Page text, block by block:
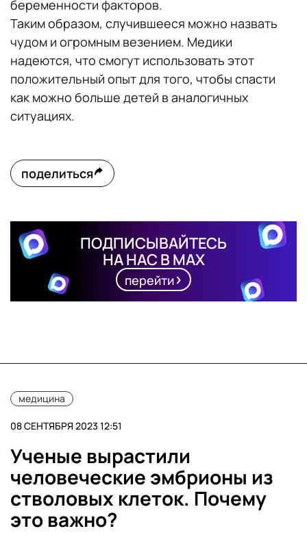
беременности факторов.
Таким образом, случившееся можно назвать
чудом и огромным везением. Медики
надеются, что смогут использовать этот
положительный опыт для того, чтобы спасти
как можно больше детей в аналогичных
ситуациях.
поделиться
ПОДПИСЫВАЙТЕСЬ
НА НАС В MAX
перейти
медицина
08 СЕНТЯБРЯ 2023 12:51
Ученые вырастили
человеческие эмбрионы из
стволовых клеток. Почему
это важно?